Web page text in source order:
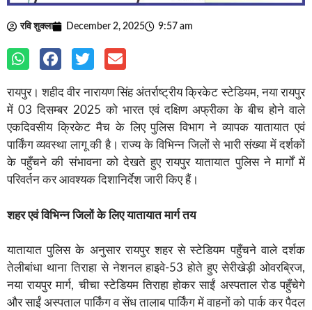
रवि शुक्ला December 2, 2025 9:57 am
रायपुर। शहीद वीर नारायण सिंह अंतर्राष्ट्रीय क्रिकेट स्टेडियम, नया रायपुर
में 03 दिसम्बर 2025 को भारत एवं दक्षिण अफ्रीका के बीच होने वाले
एकदिवसीय क्रिकेट मैच के लिए पुलिस विभाग ने व्यापक यातायात एवं
पार्किंग व्यवस्था लागू की है। राज्य के विभिन्न जिलों से भारी संख्या में दर्शकों
के पहुँचने की संभावना को देखते हुए रायपुर यातायात पुलिस ने मार्गों में
परिवर्तन कर आवश्यक दिशानिर्देश जारी किए हैं।
शहर एवं विभिन्न जिलों के लिए यातायात मार्ग तय
यातायात पुलिस के अनुसार रायपुर शहर से स्टेडियम पहुँचने वाले दर्शक
तेलीबांधा थाना तिराहा से नेशनल हाइवे-53 होते हुए सेरीखेड़ी ओवरब्रिज,
नया रायपुर मार्ग, चीचा स्टेडियम तिराहा होकर साईं अस्पताल रोड पहुँचेगे
और साईं अस्पताल पार्किंग व सेंध तालाब पार्किंग में वाहनों को पार्क कर पैदल